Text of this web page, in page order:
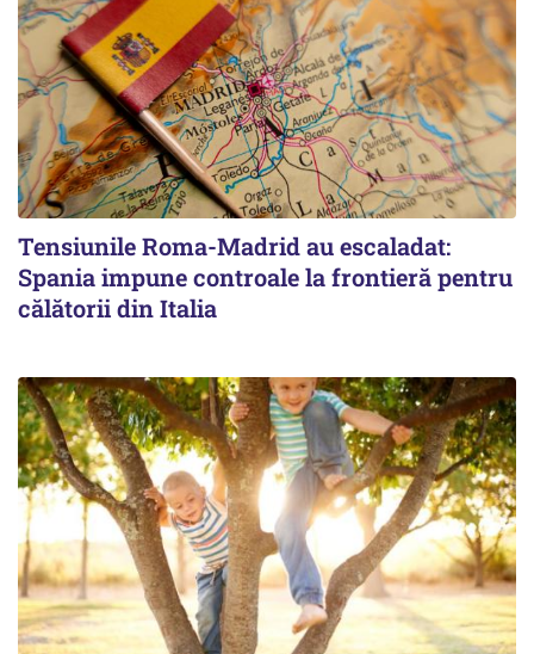
Tensiunile Roma-Madrid au escaladat:
Spania impune controale la frontieră pentru
călătorii din Italia